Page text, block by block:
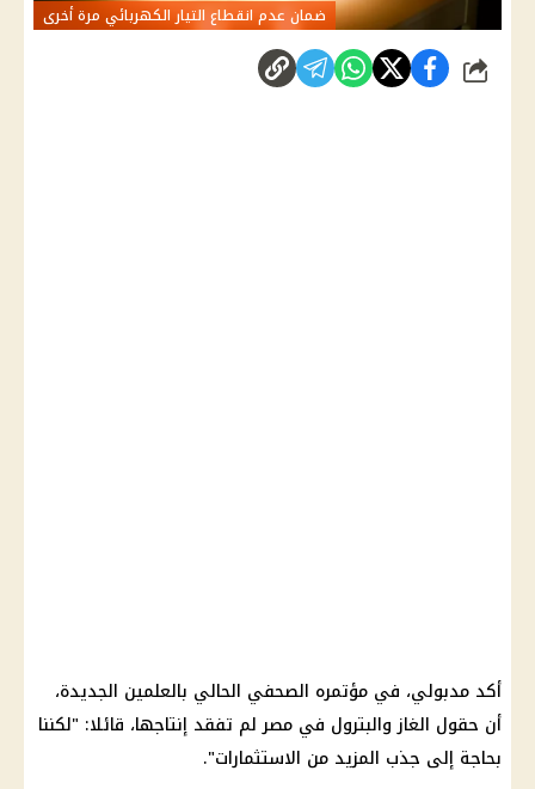
ضمان عدم انقطاع التيار الكهربائي مرة أخرى
شارك
أكد مدبولي، في مؤتمره الصحفي الحالي بالعلمين الجديدة،
أن حقول الغاز والبترول في مصر لم تفقد إنتاجها، قائلا: "لكننا
بحاجة إلى جذب المزيد من الاستثمارات".